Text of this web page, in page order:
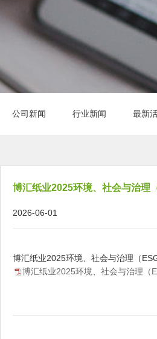
公司新闻 行业新闻 最新
博汇纸业2025环境、社会与治理
2026-06-01
博汇纸业2025环境、社会与治理（
博汇纸业2025环境、社会与治理（